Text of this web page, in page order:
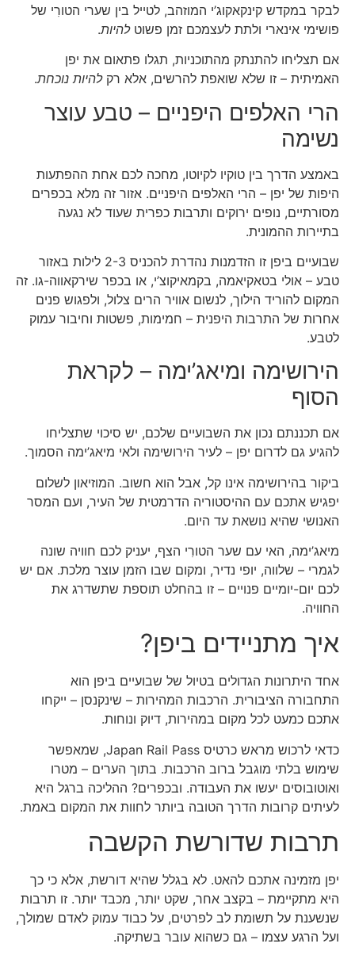
לבקר במקדש קינקאקוג’י המוזהב, לטייל בין שערי הטורִי של
פושימי אינארי ולתת לעצמכם זמן פשוטלהיות.
אם תצליחו להתנתק מהתוכניות, תגלו פתאום את יפן
האמיתית – זו שלא שואפת להרשים, אלא רקלהיות נוכחת.
הרי האלפים היפניים – טבע עוצר
נשימה
באמצע הדרך בין טוקיו לקיוטו, מחכה לכם אחת ההפתעות
היפות של יפן – הרי האלפים היפניים. אזור זה מלא בכפרים
מסורתיים, נופים ירוקים ותרבות כפרית שעוד לא נגעה
בתיירות ההמונית.
שבועיים ביפן זו הזדמנות נהדרת להכניס 2-3 לילות באזור
טבע – אולי בטאקיאמה, בקמאיקוצ’י, או בכפר שירקאווה-גו. זה
המקום להוריד הילוך, לנשום אוויר הרים צלול, ולפגוש פנים
אחרות של התרבות היפנית – חמימות, פשטות וחיבור עמוק
לטבע.
הירושימה ומיאג’ימה – לקראת
הסוף
אם תכננתם נכון את השבועיים שלכם, יש סיכוי שתצליחו
להגיע גם לדרום יפן – לעיר הירושימה ולאי מיאג’ימה הסמוך.
ביקור בהירושימה אינו קל, אבל הוא חשוב. המוזיאון לשלום
יפגיש אתכם עם ההיסטוריה הדרמטית של העיר, ועם המסר
האנושי שהיא נושאת עד היום.
מיאג’ימה, האי עם שער הטורִי הצף, יעניק לכם חוויה שונה
לגמרי – שלווה, יופי נדיר, ומקום שבו הזמן עוצר מלכת. אם יש
לכם יום-יומיים פנויים – זו בהחלט תוספת שתשדרג את
החוויה.
איך מתניידים ביפן?
אחד היתרונות הגדולים בטיול של שבועיים ביפן הוא
התחבורה הציבורית. הרכבות המהירות – שינקנסן – ייקחו
אתכם כמעט לכל מקום במהירות, דיוק ונוחות.
כדאי לרכוש מראש כרטיס Japan Rail Pass, שמאפשר
שימוש בלתי מוגבל ברוב הרכבות. בתוך הערים – מטרו
ואוטובוסים יעשו את העבודה. ובכפרים? ההליכה ברגל היא
לעיתים קרובות הדרך הטובה ביותר לחוות את המקום באמת.
תרבות שדורשת הקשבה
יפן מזמינה אתכם להאט. לא בגלל שהיא דורשת, אלא כי כך
היא מתקיימת – בקצב אחר, שקט יותר, מכבד יותר. זו תרבות
שנשענת על תשומת לב לפרטים, על כבוד עמוק לאדם שמולך,
ועל הרגע עצמו – גם כשהוא עובר בשתיקה.